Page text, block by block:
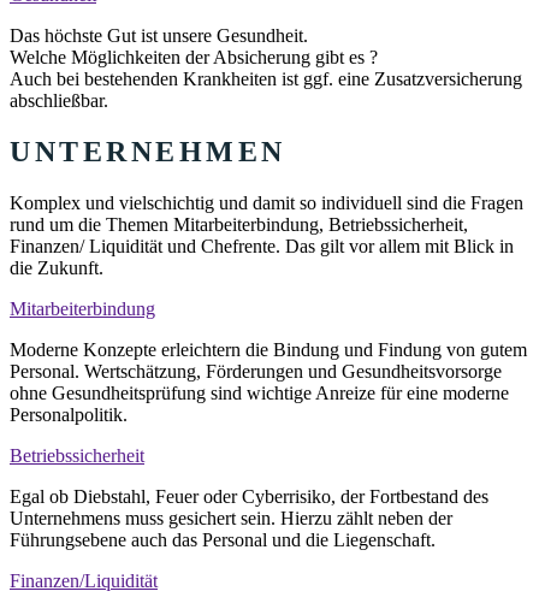
Das höchste Gut ist unsere Gesundheit.
Welche Möglichkeiten der Absicherung gibt es ?
Auch bei bestehenden Krankheiten ist ggf. eine Zusatzversicherung
abschließbar.
UNTERNEHMEN
Komplex und vielschichtig und damit so individuell sind die Fragen
rund um die Themen Mitarbeiterbindung, Betriebssicherheit,
Finanzen/ Liquidität und Chefrente. Das gilt vor allem mit Blick in
die Zukunft.
Mitarbeiterbindung
Moderne Konzepte erleichtern die Bindung und Findung von gutem
Personal. Wertschätzung, Förderungen und Gesundheitsvorsorge
ohne Gesundheitsprüfung sind wichtige Anreize für eine moderne
Personalpolitik.
Betriebssicherheit
Egal ob Diebstahl, Feuer oder Cyberrisiko, der Fortbestand des
Unternehmens muss gesichert sein. Hierzu zählt neben der
Führungsebene auch das Personal und die Liegenschaft.
Finanzen/Liquidität